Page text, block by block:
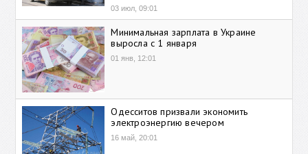
03 июл, 09:01
Минимальная зарплата в Украине
выросла с 1 января
01 янв, 12:01
Одесситов призвали экономить
электроэнергию вечером
16 май, 20:01